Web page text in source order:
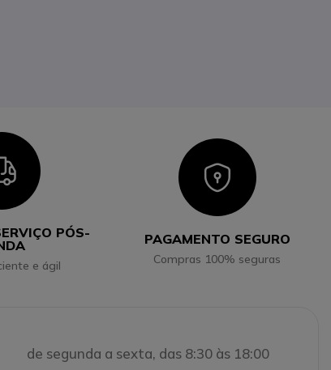
Icon
PÓS-
e ágil
Icon
PAGAMENTO SEGURO
Compras 100% seguras
de segunda a sexta, das 8:30 às 18:00